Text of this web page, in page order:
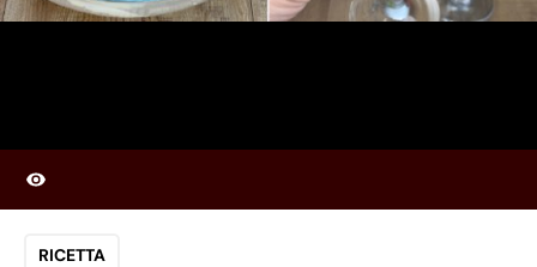
RICETTA